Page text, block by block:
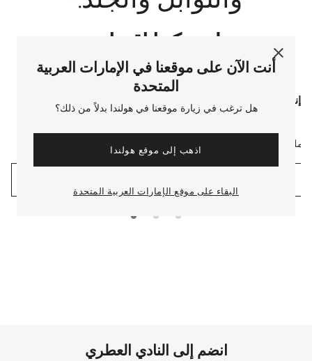
هل يمكننا اقتراح...
غسول الجسم واليدين إنديميون.
current price
انضم إلى النادي العطري
أنت الآن على موقعنا في الإمارات العربية
المتحدة
هل ترغب في زيارة موقعنا في هولندا بدلاً من ذلك؟
اذهب إلى موقع هولندا
البقاء على موقع الإمارات العربية المتحدة